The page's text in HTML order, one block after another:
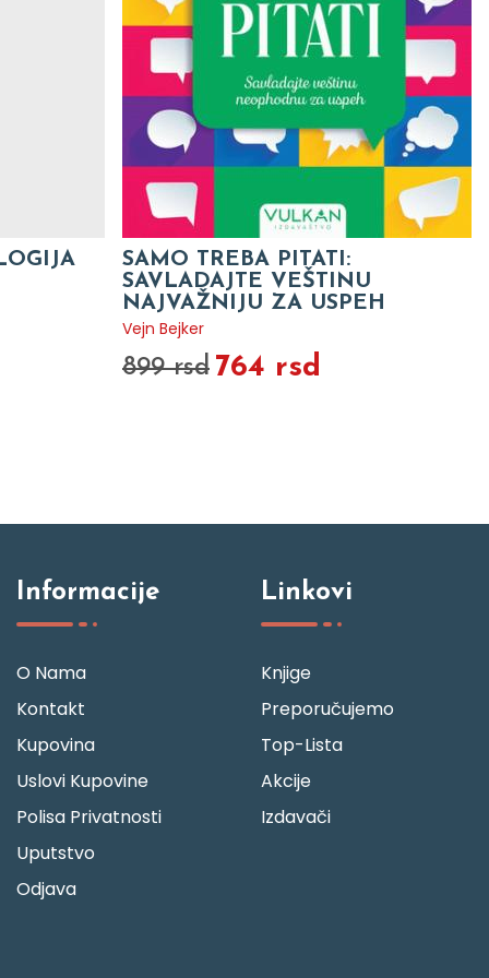
SAMO TREBA PITATI:
SAVLADAJTE VEŠTINU
NAJVAŽNIJU ZA USPEH
Vejn Bejker
899 rsd 764 rsd
Informacije
O Nama
Kontakt
Kupovina
Uslovi Kupovine
Polisa Privatnosti
Uputstvo
Odjava
Linkovi
Knjige
Preporučujemo
Top-Lista
Akcije
Izdavači